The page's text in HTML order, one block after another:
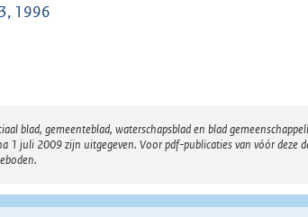
1996
blad, gemeenteblad, waterschapsblad en blad
1 juli 2009 zijn uitgegeven. Voor pdf-publicaties van vóór